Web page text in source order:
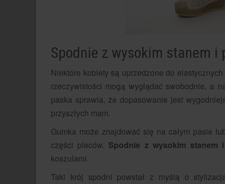
Spodnie z wysokim stanem
Niektóre kobiety są uprzedzone do
rzeczywistości mogą wyglądać swobodnie, a
paska sprawia, że dopasowanie jest
przyszłych mam.
Gumka może znajdować się na całym pasie
części pleców. Spodnie z wysokim stanem
koszulami.
Taki krój spodni powstał z myślą o